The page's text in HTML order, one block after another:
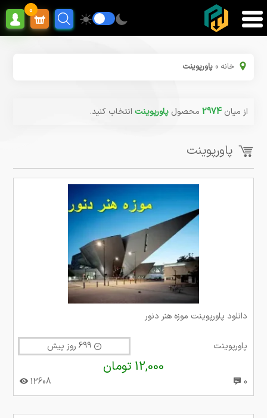
0
خانه »پاورپوینت
از میان2974 محصولپاورپوینت انتخاب کنید.
پاورپوینت
دانلود پاورپوینت موزه هنر دنور
پاورپوینت 699 روز پیش
12,000 تومان
0
12608